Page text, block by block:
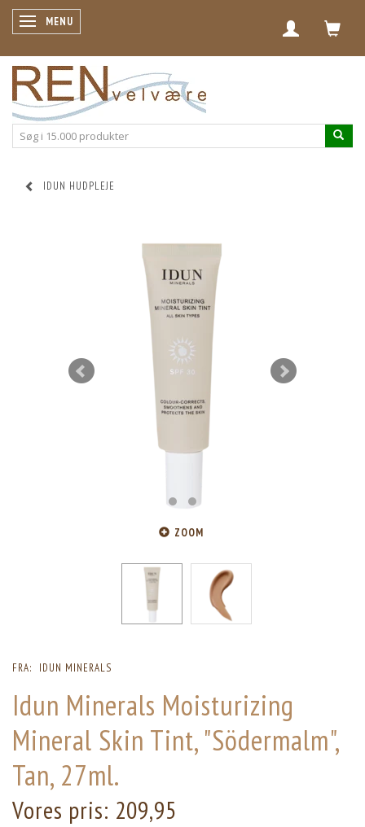
SKIFTE NAVIGATION
MENU
IDUN HUDPLEJE
ZOOM
FRA: IDUN MINERALS
Idun Minerals Moisturizing
Mineral Skin Tint, "Södermalm",
Tan, 27ml.
Vores pris: 209,95